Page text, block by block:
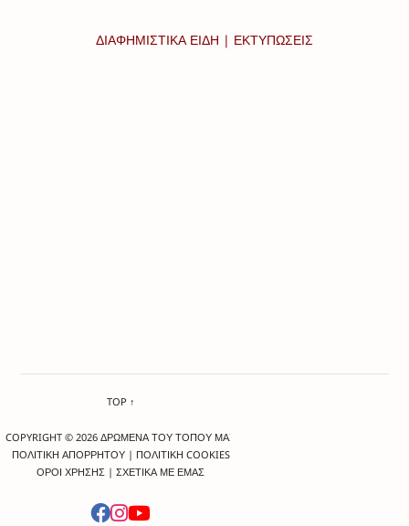
ΔΙΑΦΗΜΙΣΤΙΚΑ ΕΙΔΗ | ΕΚΤΥΠΩΣΕΙΣ
TOP ↑
COPYRIGHT © 2026 ΔΡΩΜΕΝΑ ΤΟΥ ΤΟΠΟΥ ΜΑΣ
ΠΟΛΙΤΙΚΗ ΑΠΟΡΡΗΤΟΥ| ΠΟΛΙΤΙΚΗ COOKIES
ΟΡΟΙ ΧΡΗΣΗΣ |ΣΧΕΤΙΚΑ ΜΕ ΕΜΑΣ